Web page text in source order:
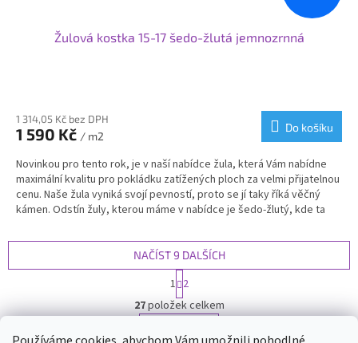
Žulová kostka 15-17 šedo-žlutá jemnozrnná
produktu
je
z
5
hvězdiček.
1 314,05 Kč bez DPH
1 590 Kč / m2
Do košíku
Novinkou pro tento rok, je v naší nabídce žula, která Vám nabídne
maximální kvalitu pro pokládku zatížených ploch za velmi přijatelnou
cenu. Naše žula vyniká svojí pevností, proto se jí taky říká věčný
kámen. Odstín žuly, kterou máme v nabídce je šedo-žlutý, kde ta
krásná mozaika.Svoje využití najde žulová kostka od nás na
příjezdových cestách, cestičkách, garážových stání nebo v zahradní
architektuře.
O
v
NAČÍST 9 DALŠÍCH
t
r
á
1 2
27položek celkem